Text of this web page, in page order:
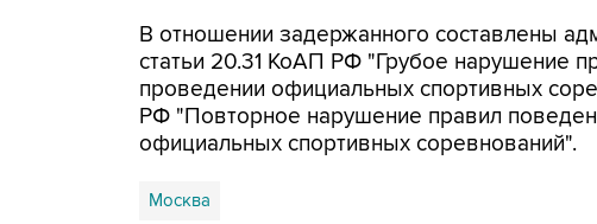
В отношении задержанного составлены
статьи 20.31 КоАП РФ "Грубое нарушение
проведении официальных спортивных
РФ "Повторное нарушение правил
официальных спортивных соревнований".
Москва